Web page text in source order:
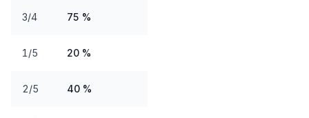
3/4 75 %
1/5 20 %
2/5 40 %